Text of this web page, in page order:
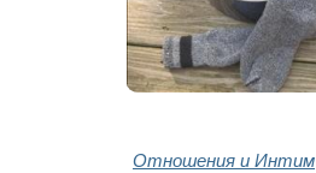
Отношения и Интим